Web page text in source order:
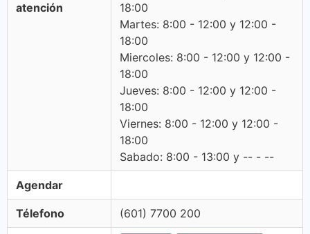
atención
18:00
Martes: 8:00 - 12:00 y 12:00 -
18:00
Miercoles: 8:00 - 12:00 y 12:00 -
18:00
Jueves: 8:00 - 12:00 y 12:00 -
18:00
Viernes: 8:00 - 12:00 y 12:00 -
18:00
Sabado: 8:00 - 13:00 y -- - --
Agendar
Télefono (601) 7700 200